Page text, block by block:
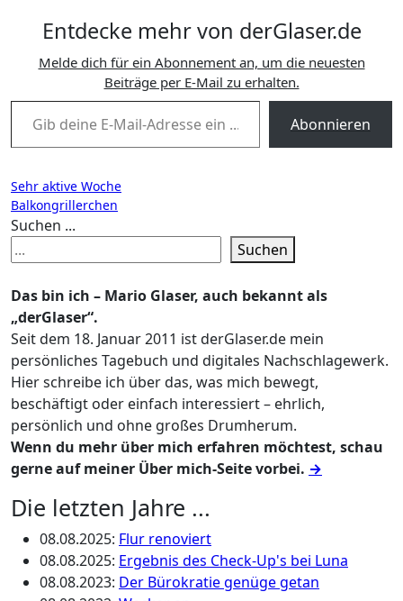
Entdecke mehr von derGlaser.de
Melde dich für ein Abonnement an, um die neuesten
Beiträge per E-Mail zu erhalten.
Gib deine E-Mail-Adresse ein ...
Abonnieren
Beitragsnavigation
Sehr aktive Woche
Balkongrillerchen
Suchen ...
Suchen
Das bin ich – Mario Glaser, auch bekannt als
„derGlaser“.
Seit dem 18. Januar 2011 ist derGlaser.de mein
persönliches Tagebuch und digitales Nachschlagewerk.
Hier schreibe ich über das, was mich bewegt,
beschäftigt oder einfach interessiert – ehrlich,
persönlich und ohne großes Drumherum.
Wenn du mehr über mich erfahren möchtest, schau
gerne auf meiner Über mich-Seite vorbei. →
Die letzten Jahre ...
08.08.2025: Flur renoviert
08.08.2025: Ergebnis des Check-Up's bei Luna
08.08.2023: Der Bürokratie genüge getan